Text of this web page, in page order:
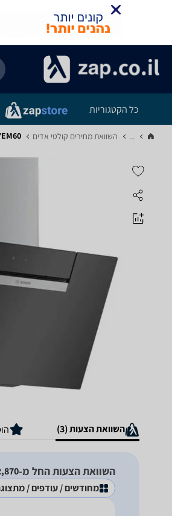
כל הקטגוריות
... השוואת מחירים קולטי אדים‏
השוואת הצעות (3)
השוואת הצעות החל מ-₪
מחודשים / עודפים /